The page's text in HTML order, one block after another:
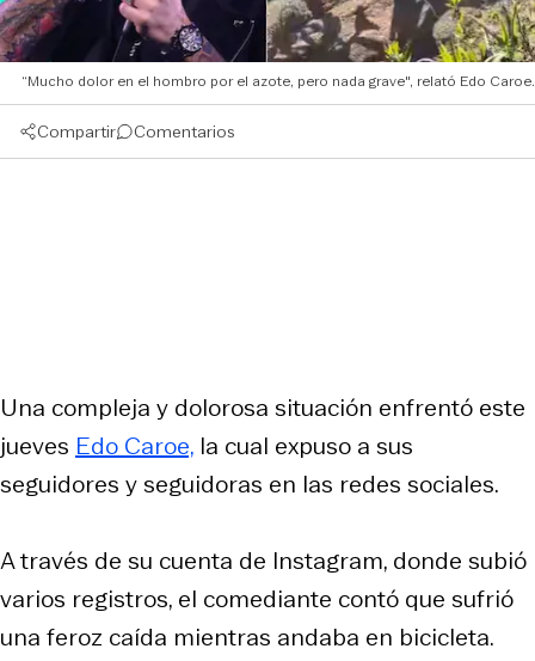
“Mucho dolor en el hombro por el azote, pero nada grave", relató Edo Caroe.
Compartir Comentarios
Una compleja y dolorosa situación enfrentó este
jueves Edo Caroe, la cual expuso a sus
seguidores y seguidoras en las redes sociales.
A través de su cuenta de Instagram, donde subió
varios registros, el comediante contó que sufrió
una feroz caída mientras andaba en bicicleta.